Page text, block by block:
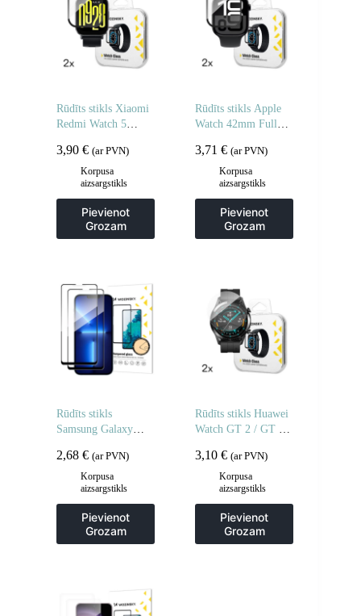
Rūdīts stikls Xiaomi
Redmi Watch 5
gab.
3,90 € (ar PVN)
Korpusa
aizsargstikls
Pievienot
Grozam
Rūdīts stikls Apple
Watch 42mm Full
3,71€ (ar PVN)
Korpusa
aizsargstikls
Pievienot
Grozam
Rūdīts stikls
Samsung Galaxy
pilnībā līmējamam
rūdītam stiklam – 2
2,68 € (ar PVN)
Korpusa
aizsargstikls
Pievienot
Grozam
Rūdīts stikls Huawei
Watch GT 2 / GT 2
– 2 gab.
3,10€ (ar PVN)
Korpusa
aizsargstikls
Pievienot
Grozam